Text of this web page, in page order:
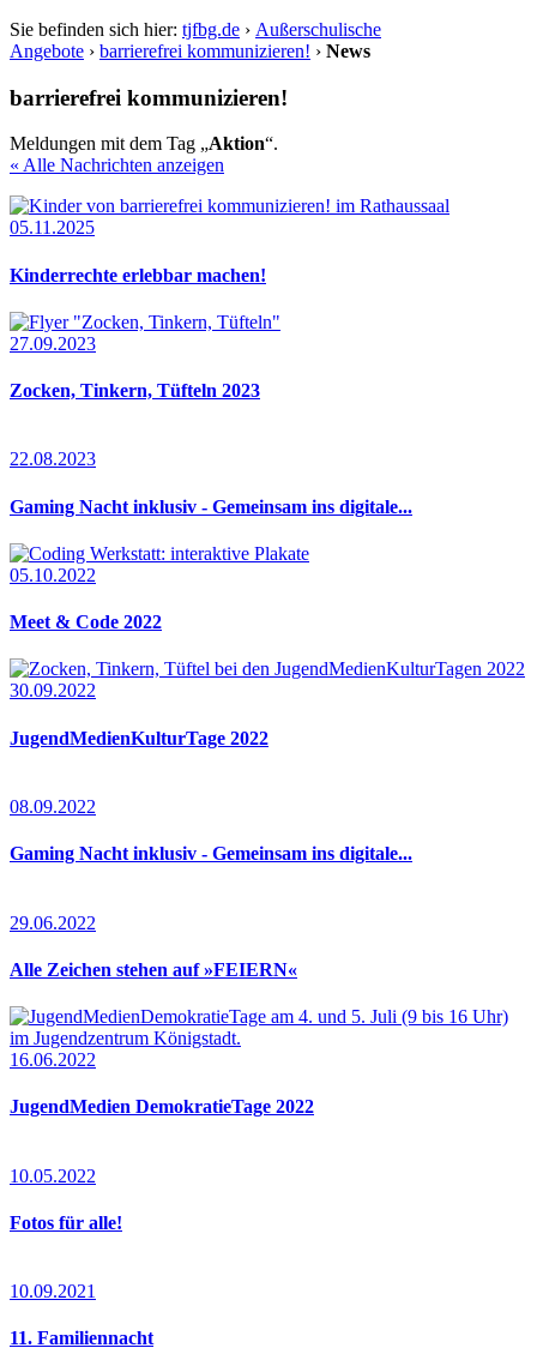
Sie befinden sich hier: tjfbg.de › Außerschulische
Angebote › barrierefrei kommunizieren! › News
barrierefrei kommunizieren!
Meldungen mit dem Tag „Aktion“.
« Alle Nachrichten anzeigen
05.11.2025
Kinderrechte erlebbar machen!
27.09.2023
Zocken, Tinkern, Tüfteln 2023
22.08.2023
Gaming Nacht inklusiv - Gemeinsam ins digitale...
05.10.2022
Meet & Code 2022
30.09.2022
JugendMedienKulturTage 2022
08.09.2022
Gaming Nacht inklusiv - Gemeinsam ins digitale...
29.06.2022
Alle Zeichen stehen auf »FEIERN«
16.06.2022
JugendMedien DemokratieTage 2022
10.05.2022
Fotos für alle!
10.09.2021
11. Familiennacht